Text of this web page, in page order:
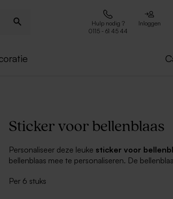
Hulp nodig ?
0115 - 61 45 44
Inloggen
Sticker voor bellenblaas
Personaliseer deze leuke sticker voor
bellenblaas mee te personaliseren. De
Per 6 stuks